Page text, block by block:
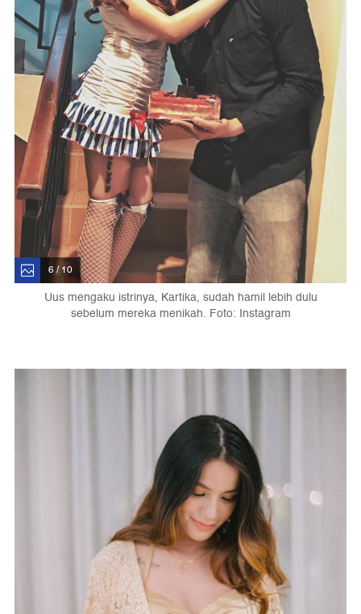
6 / 10
Uus mengaku istrinya, Kartika, sudah hamil lebih dulu
sebelum mereka menikah. Foto: Instagram